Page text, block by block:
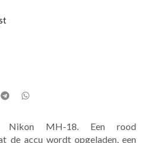
Nikon MH-18. Een rood
de accu wordt opgeladen, een